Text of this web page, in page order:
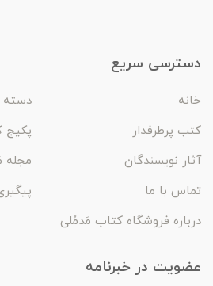
دسترسی سریع
خانه
دسته
کتب پرطرفدار
پکیج
آثار نویسندگان
مجله
تماس با ما
درباره فروشگاه کتاب مَدمُلی
عضویت در خبرنامه